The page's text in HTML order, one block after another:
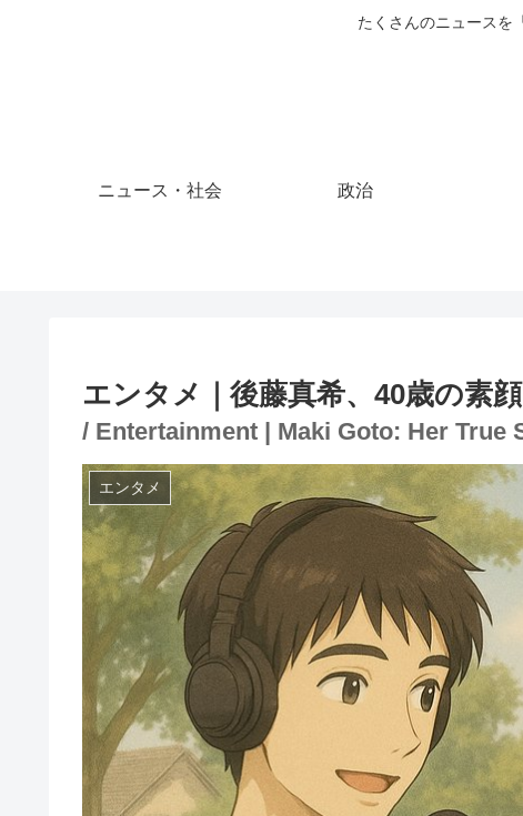
たくさんのニュースを
ニュース・社会 政治
エンタメ｜後藤真希、40歳の素
/ Entertainment | Maki Goto: Her True
エンタメ